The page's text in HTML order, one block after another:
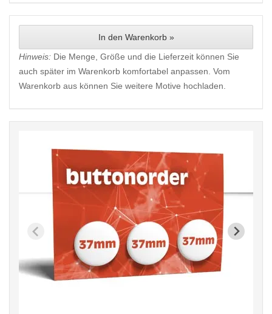
In den Warenkorb »
Hinweis: Die Menge, Größe und die Lieferzeit können Sie
auch später im Warenkorb komfortabel anpassen. Vom
Warenkorb aus können Sie weitere Motive hochladen.